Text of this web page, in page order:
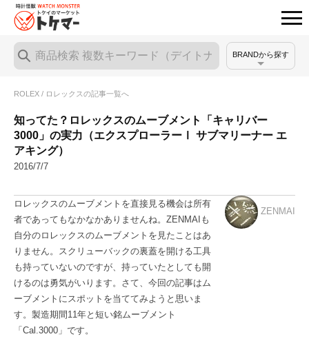
BRANDから探す
ROLEX / ロレックスの記事一覧へ
知ってた？ロレックスのムーブメント「キャリバー
3000」の実力（エクスプローラーⅠ サブマリーナー エ
アキング）
2016/7/7
ZENMAI
ロレックスのムーブメントを直接見る機会は所有
者であってもなかなかありませんね。ZENMAIも
自分のロレックスのムーブメントを見たことはあ
りません。スクリューバックの裏蓋を開ける工具
も持っていないのですが、持っていたとしても開
けるのは勇気がいります。さて、今回の記事はム
ーブメントにスポットを当ててみようと思いま
す。製造期間11年と短い銘ムーブメント
「Cal.3000」です。